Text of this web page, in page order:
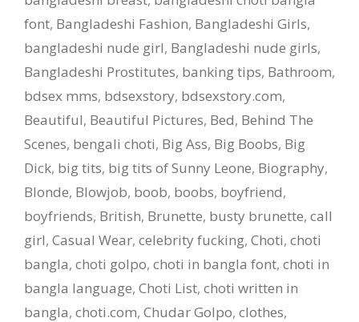
font, Bangladeshi Fashion, Bangladeshi Girls,
bangladeshi nude girl, Bangladeshi nude girls,
Bangladeshi Prostitutes, banking tips, Bathroom,
bdsex mms, bdsexstory, bdsexstory.com,
Beautiful, Beautiful Pictures, Bed, Behind The
Scenes, bengali choti, Big Ass, Big Boobs, Big
Dick, big tits, big tits of Sunny Leone, Biography,
Blonde, Blowjob, boob, boobs, boyfriend,
boyfriends, British, Brunette, busty brunette, call
girl, Casual Wear, celebrity fucking, Choti, choti
bangla, choti golpo, choti in bangla font, choti in
bangla language, Choti List, choti written in
bangla, choti.com, Chudar Golpo, clothes,